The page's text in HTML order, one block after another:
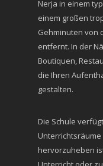
Nerja in einem
einem großen
Gehminuten von
entfernt. In der
Boutiquen,
die Ihren
gestalten.
Die Schule
hervorzuheben